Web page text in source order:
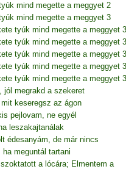
mind megette a meggyet 2
mind megette a meggyet 3
tyúk mind megette a meggyet
tyúk mind megette a meggyet
tyúk mind megette a meggyet
tyúk mind megette a meggyet
tyúk mind megette a meggyet
jól megrakd a szekeret
keseregsz az ágon
pejlovam, ne egyél
leszakajtanálak
édesanyám, de már nincs
ha meguntál tartani
a lócára; Elmentem a